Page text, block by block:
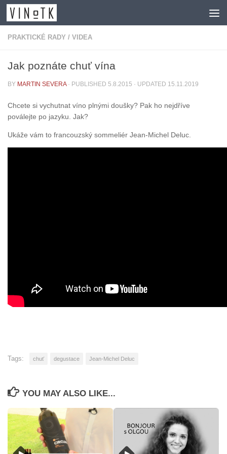
Skip to content
PRAKTICKÉ RADY / VIDEA
Jak poznáte chuť vína
BY MARTIN SEVERA · PUBLISHED 5.8.2015 · UPDATED 15.11.2019
Chcete si vychutnat víno plnými doušky? Pak ho nejdříve
poválejte po jazyku. Jak?
Ukáže vám to francouzský sommeliér Jean-Michel Deluc.
Tags: chuť degustace Jean-Michel Deluc
YOU MAY ALSO LIKE...